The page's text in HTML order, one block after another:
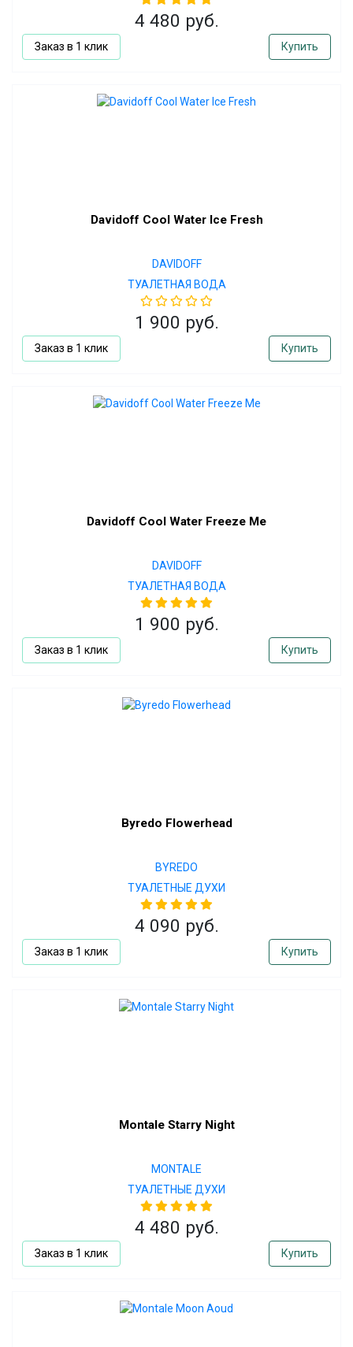
4 480 руб.
Заказ в 1 клик Купить
Davidoff Cool Water Ice Fresh
DAVIDOFF
ТУАЛЕТНАЯ ВОДА
1 900 руб.
Заказ в 1 клик Купить
Davidoff Cool Water Freeze Me
DAVIDOFF
ТУАЛЕТНАЯ ВОДА
1 900 руб.
Заказ в 1 клик Купить
Byredo Flowerhead
BYREDO
ТУАЛЕТНЫЕ ДУХИ
4 090 руб.
Заказ в 1 клик Купить
Montale Starry Night
MONTALE
ТУАЛЕТНЫЕ ДУХИ
4 480 руб.
Заказ в 1 клик Купить